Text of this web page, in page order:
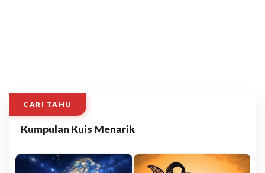
CARI TAHU
Kumpulan Kuis Menarik